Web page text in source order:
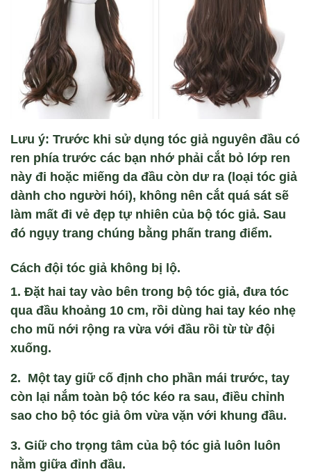
Lưu ý: Trước khi sử dụng tóc giả nguyên đầu có
ren phía trước các bạn nhớ phải cắt bỏ lớp ren
này đi hoặc miếng da đầu còn dư ra (loại tóc giả
dành cho người hói), không nên cắt quá sát sẽ
làm mất đi vẻ đẹp tự nhiên của bộ tóc giả. Sau
đó ngụy trang chúng bằng phấn trang điểm.
Cách đội tóc giả không bị lộ.
1. Đặt hai tay vào bên trong bộ tóc giả, đưa tóc
qua đầu khoảng 10 cm, rồi dùng hai tay kéo nhẹ
cho mũ nới rộng ra vừa với đầu rồi từ từ đội
xuống.
2. Một tay giữ cố định cho phần mái trước, tay
còn lại nắm toàn bộ tóc kéo ra sau, điều chỉnh
sao cho bộ tóc giả ôm vừa vặn với khung đầu.
3. Giữ cho trọng tâm của bộ tóc giả luôn luôn
nằm giữa đỉnh đầu.